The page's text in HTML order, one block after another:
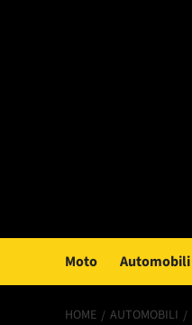
Moto Automobili
HOME AUTOMOBILI